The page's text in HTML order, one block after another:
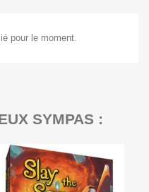
pour le moment.
SYMPAS :